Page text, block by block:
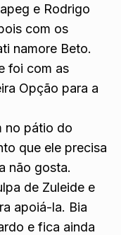
e Rodrigo
com os
namore Beto.
foi com as
Opção para a
no pátio do
que ele precisa
não gosta.
de Zuleide e
apoiá-la. Bia
e fica ainda